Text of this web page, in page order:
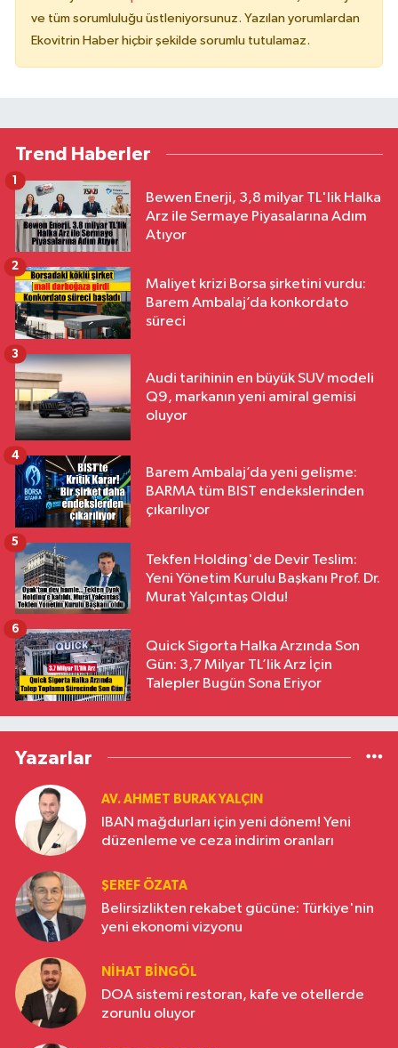
ve tüm sorumluluğu üstleniyorsunuz. Yazılan yorumlardan
Ekovitrin Haber hiçbir şekilde sorumlu tutulamaz.
Trend Haberler
Bewen Enerji, 3,8 milyar TL'lik Halka
Arz ile Sermaye Piyasalarına Adım
Atıyor
1
Maliyet krizi Borsa şirketini vurdu:
Barem Ambalaj’da konkordato
süreci
2
Audi tarihinin en büyük SUV modeli
Q9, markanın yeni amiral gemisi
oluyor
3
Barem Ambalaj’da yeni gelişme:
BARMA tüm BIST endekslerinden
çıkarılıyor
4
Tekfen Holding'de Devir Teslim:
Yeni Yönetim Kurulu Başkanı Prof. Dr.
Murat Yalçıntaş Oldu!
5
Quick Sigorta Halka Arzında Son
Gün: 3,7 Milyar TL’lik Arz İçin
Talepler Bugün Sona Eriyor
6
Yazarlar
AV. AHMET BURAK YALÇIN
IBAN mağdurları için yeni dönem! Yeni
düzenleme ve ceza indirim oranları
ŞEREF ÖZATA
Belirsizlikten rekabet gücüne: Türkiye'nin
yeni ekonomi vizyonu
NIHAT BINGÖL
DOA sistemi restoran, kafe ve otellerde
zorunlu oluyor